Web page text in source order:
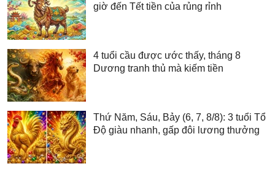
giờ đến Tết tiền của rủng rỉnh
4 tuổi cầu được ước thấy, tháng 8
Dương tranh thủ mà kiếm tiền
Thứ Năm, Sáu, Bảy (6, 7, 8/8): 3 tuổi Tổ
Độ giàu nhanh, gấp đôi lương thưởng